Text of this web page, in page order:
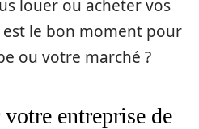
louer ou acheter vos
le bon moment pour
ou votre marché ?
entreprise de